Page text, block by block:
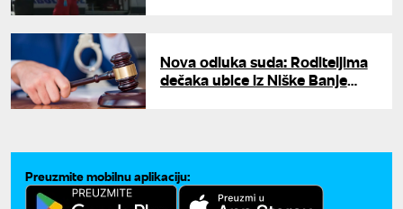
Nova odluka suda: Roditeljima
dečaka ubice iz Niške Banje
Preuzmite mobilnu aplikaciju: